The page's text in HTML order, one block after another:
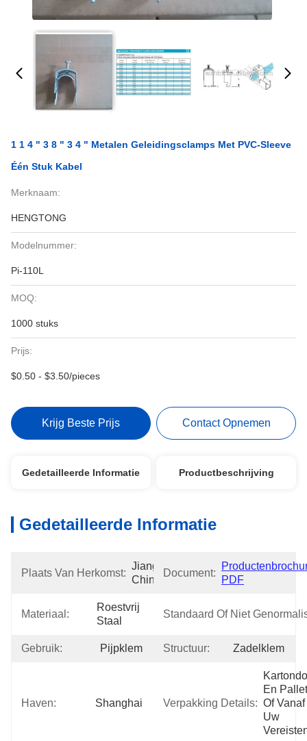
1 1 4 " 3 8 " 3 4 " Metalen Geleidingsclamps Met PVC-Sleeve
Één Stuk Kabel
Merknaam:
HENGTONG
Modelnummer:
Pi-110L
MOQ:
1000 stuks
Prijs:
$0.50 - $3.50/pieces
Krijg Beste Prijs Contact Opnemen
Gedetailleerde Informatie Productbeschrijving
Gedetailleerde Informatie
Plaats Van Herkomst:
Jiangsu,
China
Document:
PDF
Materiaal:
Roestvrij
Staal
Standaard Of Niet
Gebruik: Pijpklem Structuur: Zadelklem
Haven: Shanghai Verpakking Details:
En
Of Vanaf
Uw